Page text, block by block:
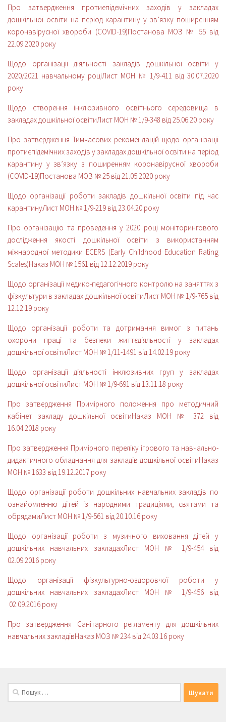
Про затвердження протиепідемічних заходів у закладах
дошкільної освіти на період карантину у зв’язку поширенням
коронавірусної хвороби (СОVID-19)Постанова МОЗ № 55 від
22.09.2020 року
Щодо організації діяльності закладів дошкільної освіти у
2020/2021 навчальному роціЛист МОН № 1/9-411 від 30.07.2020
року
Щодо створення інклюзивного освітнього середовища в
закладах дошкільної освітиЛист МОН № 1/9-348 від 25.06.20 року
Про затвердження Тимчасових рекомендацій щодо організації
протиепідемічних заходів у закладах дошкільної освіти на період
карантину у зв’язку з поширенням коронавірусної хвороби
(СОVID-19)Постанова МОЗ № 25 від 21.05.2020 року
Щодо організації роботи закладів дошкільної освіти під час
карантинуЛист МОН № 1/9-219 від 23.04.20 року
Про організацію та проведення у 2020 році моніторингового
дослідження якості дошкільної освіти з використанням
міжнародної методики ECERS (Early Childhood Education Rating
Scales)Наказ МОН № 1561 від 12.12.2019 року
Щодо організації медико-педагогічного контролю на заняттях з
фізкультури в закладах дошкільної освітиЛист МОН № 1/9-765 від
12.12.19 року
Щодо організації роботи та дотримання вимог з питань
охорони праці та безпеки життєдіяльності у закладах
дошкільної освітиЛист МОН № 1/11-1491 від 14.02.19 року
Щодо організації діяльності інклюзивних груп у закладах
дошкільної освітиЛист МОН № 1/9-691 від 13.11.18 року
Про затвердження Примірного положення про методичний
кабінет закладу дошкільної освітиНаказ МОН № 372 від
16.04.2018 року
Про затвердження Примірного переліку ігрового та навчально-
дидактичного обладнання для закладів дошкільної освітиНаказ
МОН № 1633 від 19.12.2017 року
Щодо організації роботи дошкільних навчальних закладів по
ознайомленню дітей із народними традиціями, святами та
обрядамиЛист МОН № 1/9-561 від 20.10.16 року
Щодо організації роботи з музичного виховання дітей у
дошкільних навчальних закладахЛист МОН № 1/9-454 від
02.09.2016 року
Щодо організації фізкультурно-оздоровчої роботи у
дошкільних навчальних закладахЛист МОН № 1/9-456 від
02.09.2016 року
Про затвердження Санітарного регламенту для дошкільних
навчальних закладівНаказ МОЗ № 234 від 24.03.16 року
Пошук: